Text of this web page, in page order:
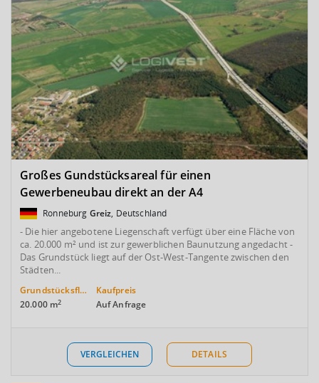
Großes Gundstücksareal für einen
Gewerbeneubau direkt an der A4
Ronneburg Greiz, Deutschland
- Die hier angebotene Liegenschaft verfügt über eine Fläche von
ca. 20.000 m² und ist zur gewerblichen Baunutzung angedacht -
Das Grundstück liegt auf der Ost-West-Tangente zwischen den
Städten...
Grundstücksfläche
20.000 m2
Kaufpreis
Auf Anfrage
VERGLEICHEN DETAILS